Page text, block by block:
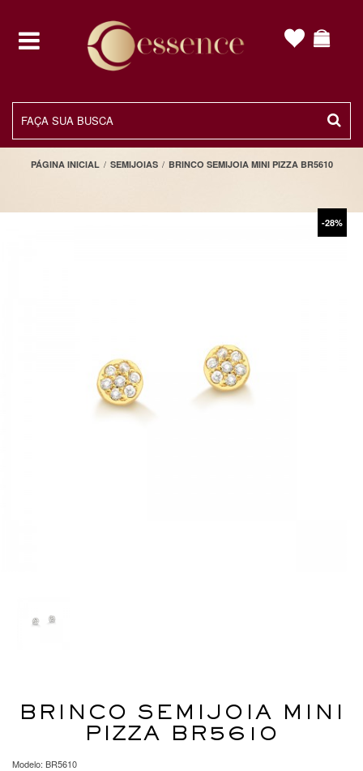
toggle
PÁGINA INICIAL / SEMIJOIAS / BRINCO SEMIJOIA MINI PIZZA BR5610
-28%
BRINCO SEMIJOIA MINI
PIZZA BR5610
Modelo: BR5610